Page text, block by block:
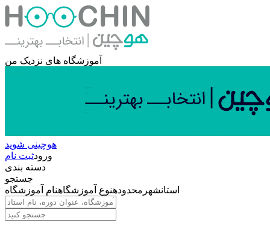
آموزشگاه های نزدیک من
هوچینی شوید
ورودثبت نام
دسته بندی
جستجو
استانشهر محدودهنوع آموزشگاهنام آموزشگاه